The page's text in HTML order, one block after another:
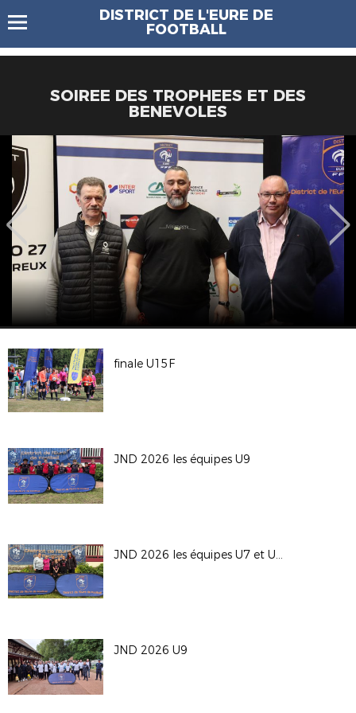
DISTRICT DE L'EURE DE
FOOTBALL
SOIREE DES TROPHEES ET DES
BENEVOLES
finale U15F
JND 2026 les équipes U9
JND 2026 les équipes U7 et U9F
JND 2026 U9